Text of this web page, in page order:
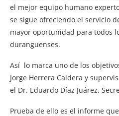
el mejor equipo humano
se sigue ofreciendo el servicio
mayor oportunidad para todos
duranguenses.
Así lo marca uno de los
Jorge Herrera Caldera y
el Dr. Eduardo Díaz Juárez,
Prueba de ello es el informe